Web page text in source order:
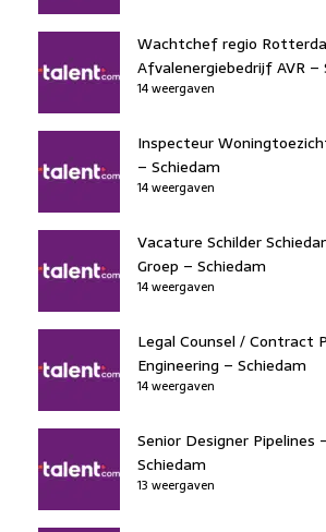
Wachtchef regio
Afvalenergiebedrijf AVR –
14 weergaven
Inspecteur
– Schiedam
14 weergaven
Vacature Schilder
Groep – Schiedam
14 weergaven
Legal Counsel / Contract
Engineering – Schiedam
14 weergaven
Senior Designer Pipelines
Schiedam
13 weergaven